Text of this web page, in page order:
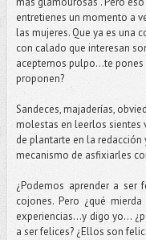
entretienes un momento a
las mujeres. Que ya es una
con calado que interesan
aceptemos pulpo…te
proponen?
Sandeces, majaderías,
molestas en leerlos sientes
de plantarte en la
mecanismo de asfixiarles
¿Podemos aprender a ser
cojones. Pero ¿qué
experiencias…y digo yo...
a ser felices? ¿Ellos son